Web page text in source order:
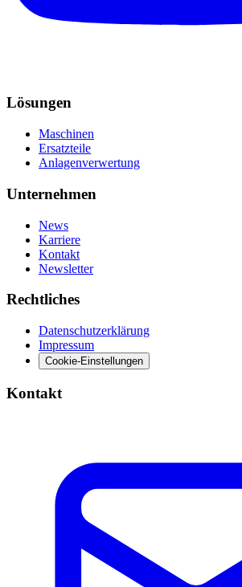
Lösungen
Maschinen
Ersatzteile
Anlagenverwertung
Unternehmen
News
Karriere
Kontakt
Newsletter
Rechtliches
Datenschutzerklärung
Impressum
Cookie-Einstellungen
Kontakt